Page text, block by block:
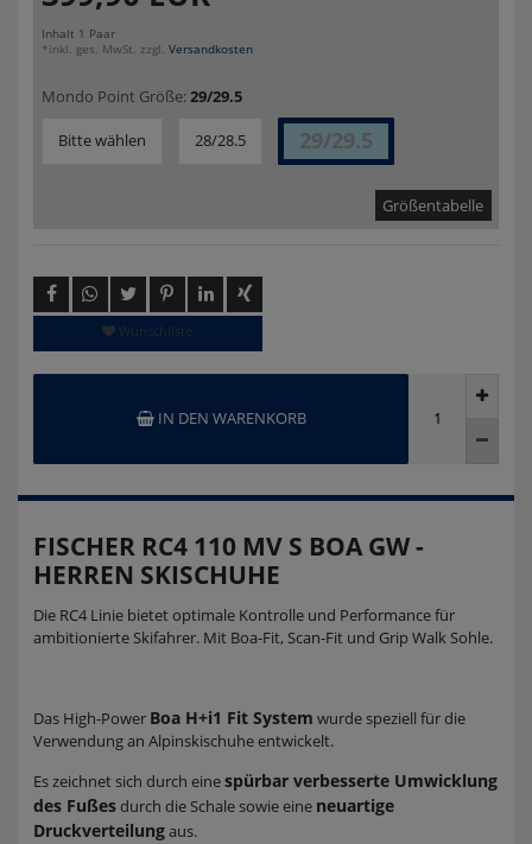
Inhalt 1 Paar
*inkl. ges. MwSt. zzgl. Versandkosten
Mondo Point Größe:29/29.5
Bitte wählen 28/28.5 29/29.5
Größentabelle
Wunschliste
IN DEN WARENKORB
FISCHER RC4 110 MV S BOA GW -
HERREN SKISCHUHE
Die RC4 Linie bietet optimale Kontrolle und Performance für
ambitionierte Skifahrer. Mit Boa-Fit, Scan-Fit und Grip Walk Sohle.
Das High-Power Boa H+i1 Fit System wurde speziell für die
Verwendung an Alpinskischuhe entwickelt.
Es zeichnet sich durch einespürbar verbesserte Umwicklung
des Fußesdurch die Schale sowie eine neuartige
Druckverteilungaus.